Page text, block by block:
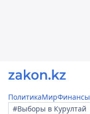
ПолитикаМирФинансы
#Выборы в Курултай